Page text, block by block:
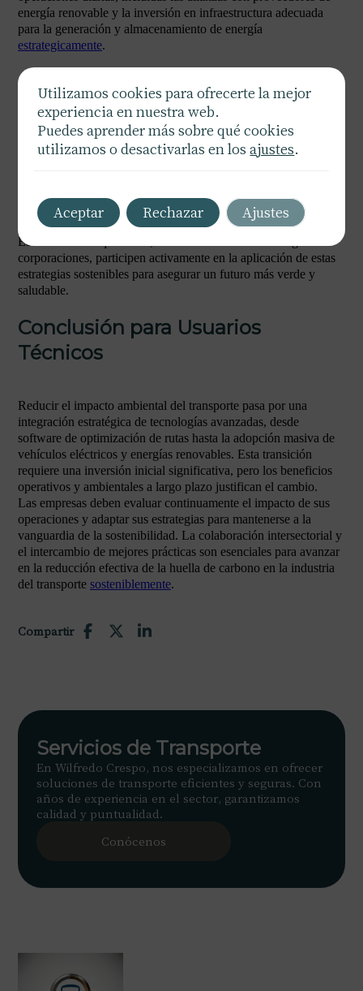
energía renovable y la inversión en infraestructura adecuada
para la generación y almacenamiento de energía
estrategicamente.
Conclusión para Usuarios Sin
Conocimientos Técnicos
Reducir la huella de carbono en el transporte no solo es posible,
de transporte, las empresas pueden disminuir sus costos y
mejorar su imagen pública.
Es fundamental que todos, desde consumidores hasta grandes
corporaciones, participen activamente en la aplicación de estas
estrategias sostenibles para asegurar un futuro más verde y
saludable.
Conclusión para Usuarios
Técnicos
Reducir el impacto ambiental del transporte pasa por una
integración estratégica de tecnologías avanzadas, desde
software de optimización de rutas hasta la adopción masiva de
vehículos eléctricos y energías renovables. Esta transición
requiere una inversión inicial significativa, pero los beneficios
operativos y ambientales a largo plazo justifican el cambio.
Las empresas deben evaluar continuamente el impacto de sus
operaciones y adaptar sus estrategias para mantenerse a la
vanguardia de la sostenibilidad. La colaboración intersectorial y
el intercambio de mejores prácticas son esenciales para avanzar
en la reducción efectiva de la huella de carbono en la industria
del transporte sosteniblemente.
Compartir
Servicios de Transporte
En Wilfredo Crespo, nos especializamos en ofrecer
soluciones de transporte eficientes y seguras. Con
años de experiencia en el sector, garantizamos
calidad y puntualidad.
Conócenos
Utilizamos cookies para ofrecerte la mejor
experiencia en nuestra web.
Puedes aprender más sobre qué cookies
utilizamos o desactivarlas en losajustes.
Aceptar Rechazar Ajustes